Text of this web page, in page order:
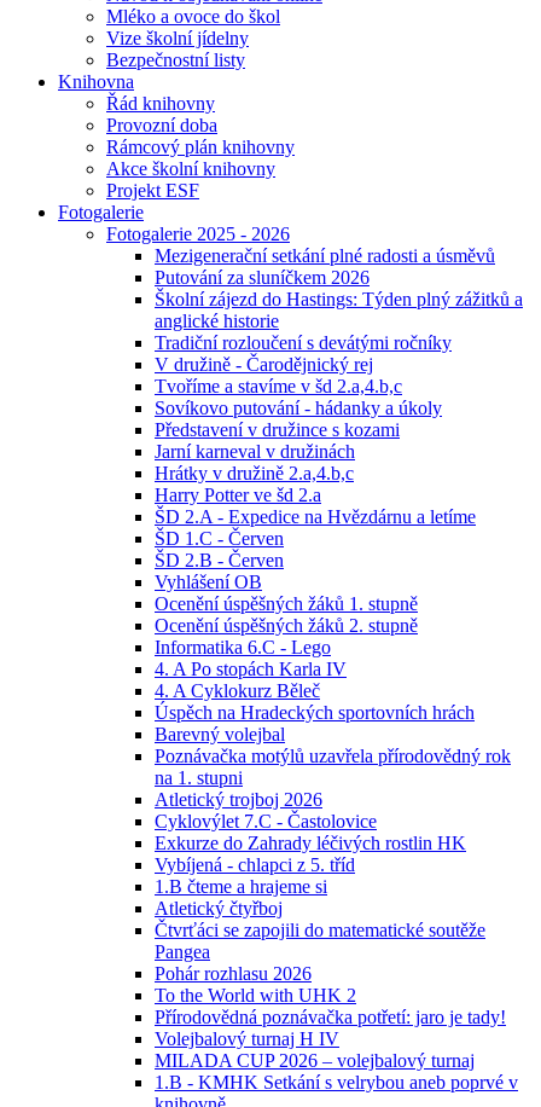
Mléko a ovoce do škol
Vize školní jídelny
Bezpečnostní listy
Knihovna
Řád knihovny
Provozní doba
Rámcový plán knihovny
Akce školní knihovny
Projekt ESF
Fotogalerie
Fotogalerie 2025 - 2026
Mezigenerační setkání plné radosti a úsměvů
Putování za sluníčkem 2026
Školní zájezd do Hastings: Týden plný zážitků a
anglické historie
Tradiční rozloučení s devátými ročníky
V družině - Čarodějnický rej
Tvoříme a stavíme v šd 2.a,4.b,c
Sovíkovo putování - hádanky a úkoly
Představení v družince s kozami
Jarní karneval v družinách
Hrátky v družině 2.a,4.b,c
Harry Potter ve šd 2.a
ŠD 2.A - Expedice na Hvězdárnu a letíme
ŠD 1.C - Červen
ŠD 2.B - Červen
Vyhlášení OB
Ocenění úspěšných žáků 1. stupně
Ocenění úspěšných žáků 2. stupně
Informatika 6.C - Lego
4. A Po stopách Karla IV
4. A Cyklokurz Běleč
Úspěch na Hradeckých sportovních hrách
Barevný volejbal
Poznávačka motýlů uzavřela přírodovědný rok
na 1. stupni
Atletický trojboj 2026
Cyklovýlet 7.C - Častolovice
Exkurze do Zahrady léčivých rostlin HK
Vybíjená - chlapci z 5. tříd
1.B čteme a hrajeme si
Atletický čtyřboj
Čtvrťáci se zapojili do matematické soutěže
Pangea
Pohár rozhlasu 2026
To the World with UHK 2
Přírodovědná poznávačka potřetí: jaro je tady!
Volejbalový turnaj H IV
MILADA CUP 2026 – volejbalový turnaj
1.B - KMHK Setkání s velrybou aneb poprvé v